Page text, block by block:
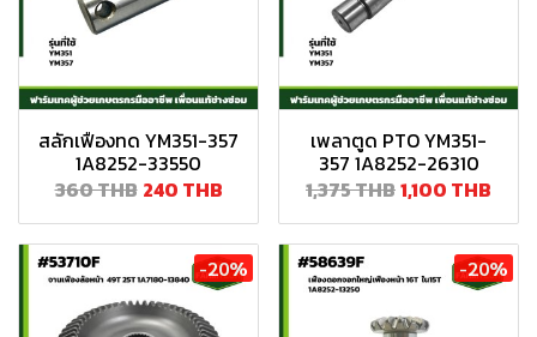
สลักเฟืองทด YM351-357
1A8252-33550
360 THB 240 THB
เพลาตูด PTO YM351-
357 1A8252-26310
1,375 THB1,100 THB
-20% -20%